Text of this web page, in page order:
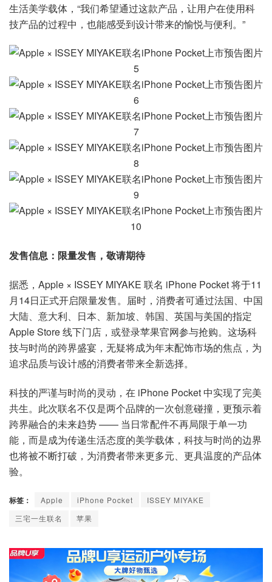
生活美学载体，“我们希望通过这款产品，让用户在使用科
技产品的过程中，也能感受到设计带来的愉悦与便利。”
发售信息：限量发售，敬请期待
据悉，Apple × ISSEY MIYAKE 联名 iPhone Pocket 将于11
月14日正式开启限量发售。届时，消费者可通过法国、中国
大陆、意大利、日本、新加坡、韩国、英国与美国的指定
Apple Store 线下门店，或登录苹果官网参与抢购。这场科
技与时尚的跨界盛宴，无疑将成为年末配饰市场的焦点，为
追求品质与设计感的消费者带来全新选择。
科技的严谨与时尚的灵动，在 iPhone Pocket 中实现了完美
共生。此次联名不仅是两个品牌的一次创意碰撞，更预示着
跨界融合的未来趋势 —— 当日常配件不再局限于单一功
能，而是成为传递生活态度的美学载体，科技与时尚的边界
也将被不断打破，为消费者带来更多元、更具温度的产品体
验。
标签： Apple iPhone Pocket
ISSEY MIYAKE
三宅一生联名
苹果